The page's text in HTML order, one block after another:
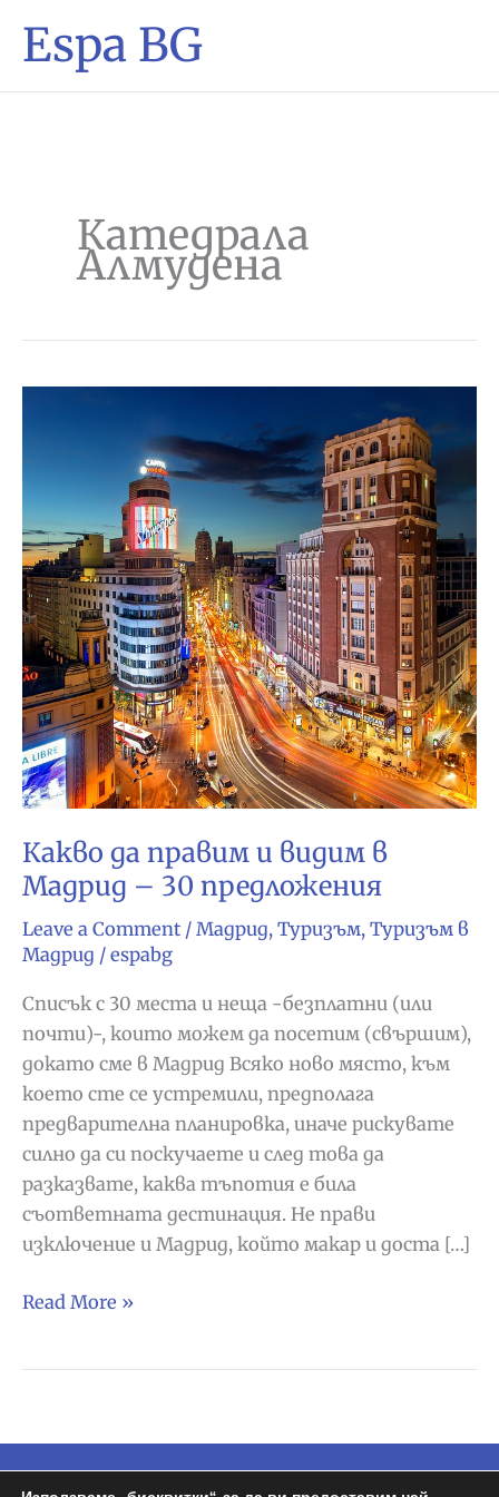
Espa BG
Катедрала
Алмудена
Какво да правим и видим в
Мадрид – 30 предложения
Leave a Comment / Мадрид, Туризъм, Туризъм в
Мадрид / espabg
Списък с 30 места и неща -безплатни (или
почти)-, които можем да посетим (свършим),
докато сме в Мадрид Всяко ново място, към
което сте се устремили, предполага
предварителна планировка, иначе рискувате
силно да си поскучаете и след това да
разказвате, каква тъпотия е била
съответната дестинация. Не прави
изключение и Мадрид, който макар и доста […]
Какво
Read More »